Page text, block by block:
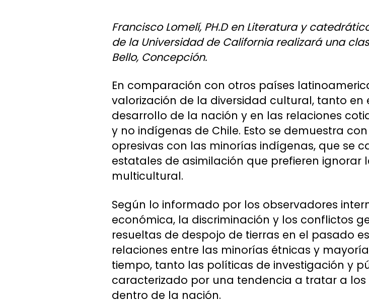
Francisco Lomelí, PH.D en Literatura y
de la Universidad de California realizará una
Bello, Concepción.
En comparación con otros países
valorización de la diversidad cultural, tanto
desarrollo de la nación y en las relaciones
y no indígenas de Chile. Esto se demuestra
opresivas con las minorías indígenas, que se
estatales de asimilación que prefieren ignorar
multicultural.
Según lo informado por los observadores
económica, la discriminación y los conflictos
resueltas de despojo de tierras en el pasado
relaciones entre las minorías étnicas y
tiempo, tanto las políticas de investigación y
caracterizado por una tendencia a tratar a
dentro de la nación.